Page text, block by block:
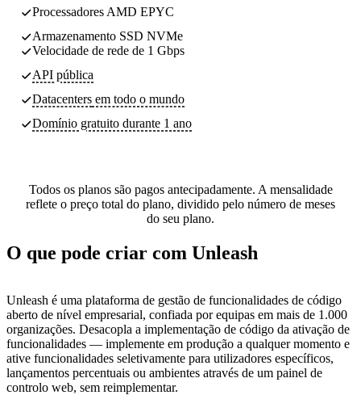
Processadores AMD EPYC
Armazenamento SSD NVMe
Velocidade de rede de 1 Gbps
API pública
Datacenters em todo o mundo
Domínio gratuito durante 1 ano
Todos os planos são pagos antecipadamente. A mensalidade
reflete o preço total do plano, dividido pelo número de meses
do seu plano.
O que pode criar com Unleash
Unleash é uma plataforma de gestão de funcionalidades de código
aberto de nível empresarial, confiada por equipas em mais de 1.000
organizações. Desacopla a implementação de código da ativação de
funcionalidades — implemente em produção a qualquer momento e
ative funcionalidades seletivamente para utilizadores específicos,
lançamentos percentuais ou ambientes através de um painel de
controlo web, sem reimplementar.